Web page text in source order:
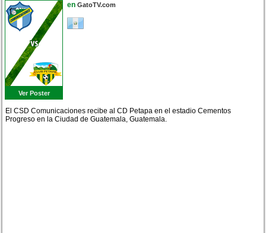
Ver Poster
en GatoTV.com
El CSD Comunicaciones recibe al CD Petapa en el estadio Cementos
Progreso en la Ciudad de Guatemala, Guatemala.